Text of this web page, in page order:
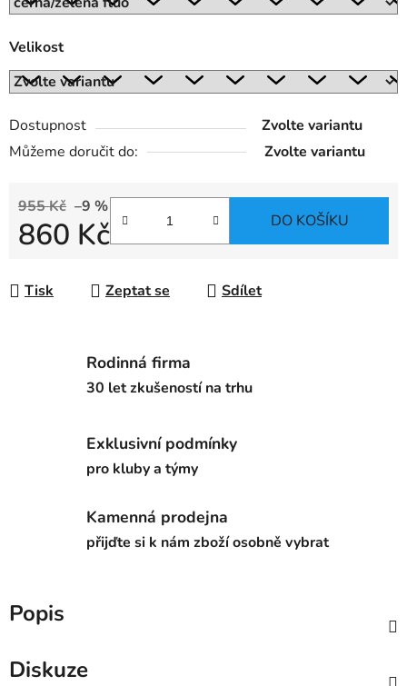
Velikost
Dostupnost
Zvolte variantu
Můžeme doručit do:
Zvolte variantu
955 Kč –9 %
860 Kč DO KOŠÍKU
Tisk Zeptat se Sdílet
Rodinná firma
30 let zkušeností na trhu
Exklusivní podmínky
pro kluby a týmy
Kamenná prodejna
přijďte si k nám zboží osobně vybrat
Popis
Diskuze